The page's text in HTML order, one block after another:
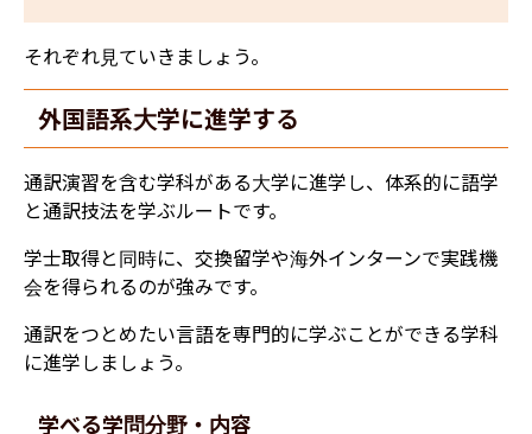
それぞれ見ていきましょう。
外国語系大学に進学する
通訳演習を含む学科がある大学に進学し、体系的に語学
と通訳技法を学ぶルートです。
学士取得と同時に、交換留学や海外インターンで実践機
会を得られるのが強みです。
通訳をつとめたい言語を専門的に学ぶことができる学科
に進学しましょう。
学べる学問分野・内容